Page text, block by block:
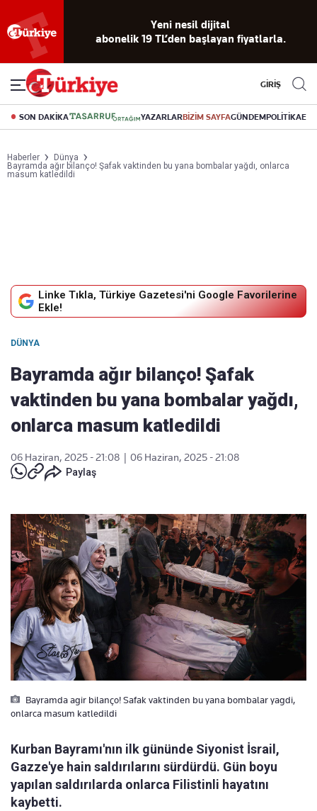
Yeni nesil dijital
abonelik 19 TL’den başlayan fiyatlarla.
GİRİŞ
SON DAKİKA YAZARLARBİZİM SAYFAGÜNDEMPOLİTİKA
Haberler
Dünya
Bayramda ağır bilanço! Şafak vaktinden bu yana bombalar yağdı, onlarca
masum katledildi
Linke Tıkla, Türkiye Gazetesi'ni Google Favorilerine
Ekle!
DÜNYA
Bayramda ağır bilanço! Şafak
vaktinden bu yana bombalar yağdı,
onlarca masum katledildi
06 Haziran, 2025 - 21:08
06 Haziran, 2025 - 21:08
Paylaş
Bayramda agir bilanço! Safak vaktinden bu yana bombalar yagdi,
onlarca masum katledildi
Kurban Bayramı'nın ilk gününde Siyonist İsrail,
Gazze'ye hain saldırılarını sürdürdü. Gün boyu
yapılan saldırılarda onlarca Filistinli hayatını
kaybetti.